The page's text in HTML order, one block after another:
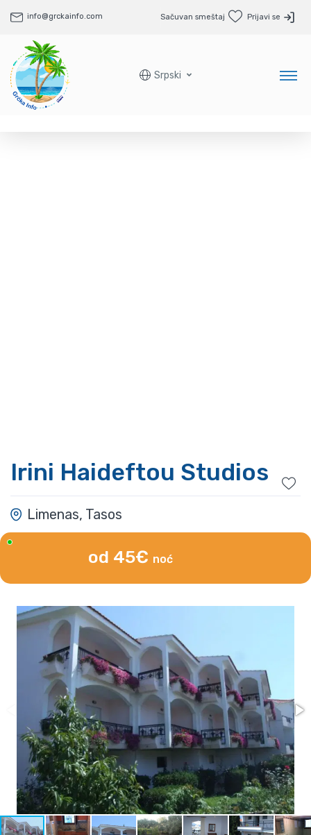
info@grckainfo.com Sačuvan smeštaj Prijavi se
Srpski
Irini Haideftou Studios
Limenas, Tasos
od 45€ noć